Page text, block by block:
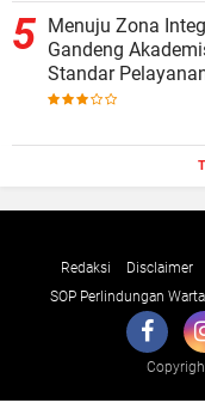
Menuju Zona
Gandeng
Standar
Redaksi Disclaimer
SOP Perlindungan